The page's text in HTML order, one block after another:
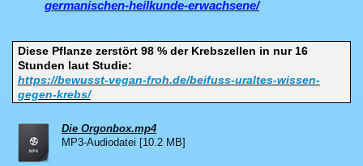
germanischen-heilkunde-erwachsene/
Diese Pflanze zerstört 98 % der Krebszellen in nur 16
Stunden laut Studie:
https://bewusst-vegan-froh.de/beifuss-uraltes-wissen-
gegen-krebs/
Die Orgonbox.mp4
MP3-Audiodatei [10.2 MB]